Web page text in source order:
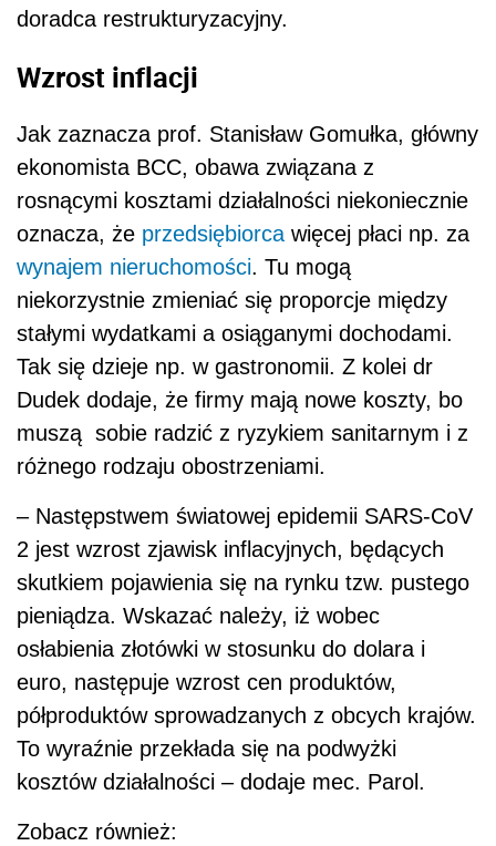
doradca restrukturyzacyjny.
Wzrost inflacji
Jak zaznacza prof. Stanisław Gomułka, główny
ekonomista BCC, obawa związana z
rosnącymi kosztami działalności niekoniecznie
oznacza, że przedsiębiorca więcej płaci np. za
wynajem nieruchomości. Tu mogą
niekorzystnie zmieniać się proporcje między
stałymi wydatkami a osiąganymi dochodami.
Tak się dzieje np. w gastronomii. Z kolei dr
Dudek dodaje, że firmy mają nowe koszty, bo
muszą sobie radzić z ryzykiem sanitarnym i z
różnego rodzaju obostrzeniami.
– Następstwem światowej epidemii SARS-CoV
2 jest wzrost zjawisk inflacyjnych, będących
skutkiem pojawienia się na rynku tzw. pustego
pieniądza. Wskazać należy, iż wobec
osłabienia złotówki w stosunku do dolara i
euro, następuje wzrost cen produktów,
półproduktów sprowadzanych z obcych krajów.
To wyraźnie przekłada się na podwyżki
kosztów działalności – dodaje mec. Parol.
Zobacz również: